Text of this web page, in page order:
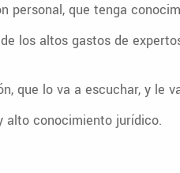
que tenga
los altos gastos de
que lo va a escuchar, y le
alto conocimiento jurídico.